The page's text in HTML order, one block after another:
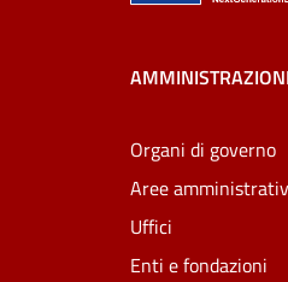
Organi di governo
Aree
Uffici
Enti e fondazioni